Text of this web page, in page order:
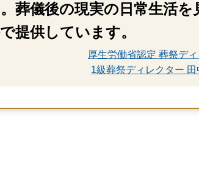
葬儀後の現実の日常生活を
提供しています。
厚生労働省認定 葬祭デ
1級葬祭ディレクター 田